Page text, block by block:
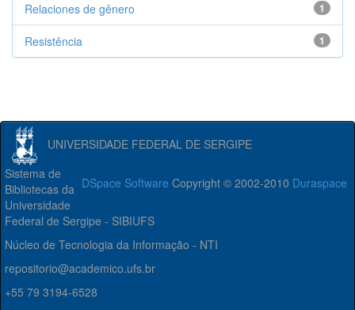
1
Relaciones de gênero
1
Resistência
UNIVERSIDADE FEDERAL DE SERGIPE
DSpace Software Copyright © 2002-2010 Duraspace
Sistema de
Bibliotecas da
Universidade
Federal de Sergipe - SIBIUFS
Núcleo de Tecnologia da Informação - NTI
repositorio@academico.ufs.br
+55 79 3194-6528